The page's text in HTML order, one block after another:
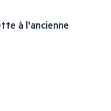
à l'ancienne